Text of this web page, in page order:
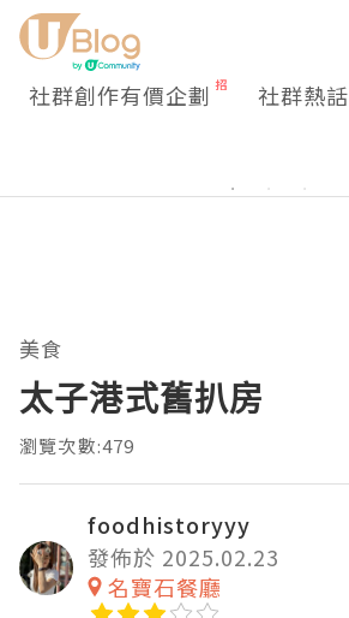
社群創作有價企劃 社群熱話
美食
太子港式舊扒房
瀏覽次數:479
foodhistoryyy
發佈於 2025.02.23
名寶石餐廳